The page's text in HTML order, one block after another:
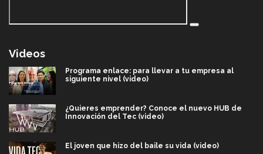
Videos
Programa enlace: para llevar a tu empresa al
siguiente nivel (video)
¿Quieres emprender? Conoce el nuevo HUB de
Innovación del Tec (video)
El joven que hizo del baile su vida (video)